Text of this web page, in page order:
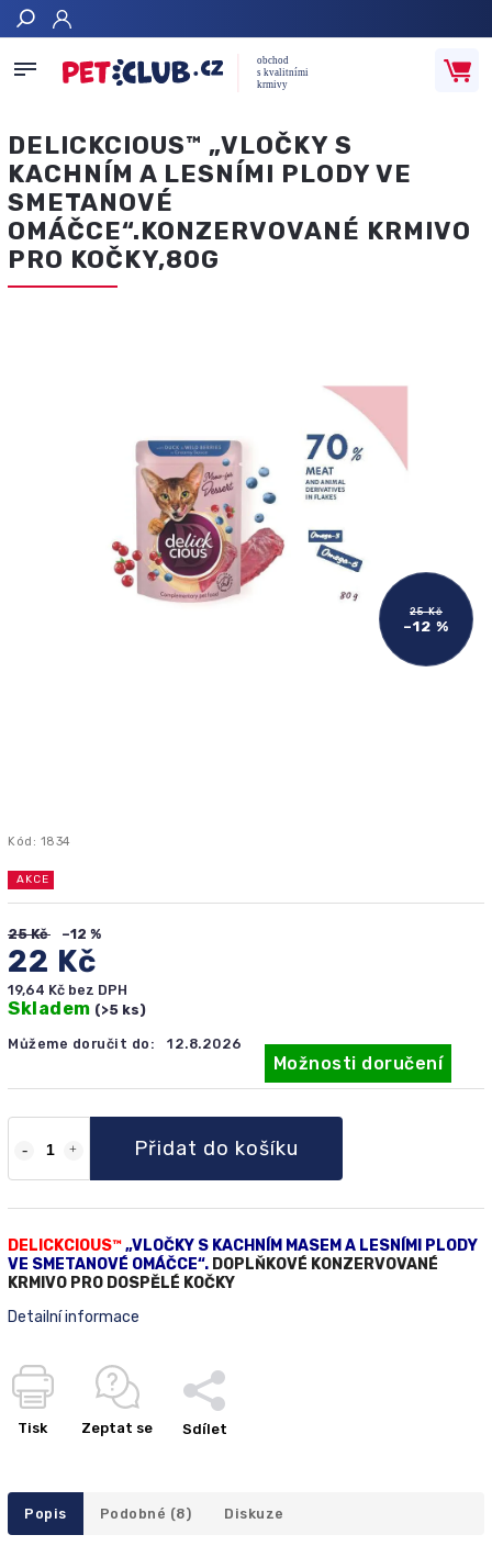
Hledat
DELICKCIOUS™ „VLOČKY S
KACHNÍM A LESNÍMI PLODY VE
SMETANOVÉ
OMÁČCE“.KONZERVOVANÉ KRMIVO
PRO KOČKY,80G
25 Kč
–12 %
Kód: 1834
AKCE
25 Kč –12 %
22 Kč
19,64 Kč bez DPH
Skladem (>5 ks)
Můžeme doručit do: 12.8.2026
Možnosti doručení
Přidat do košíku
DELICKCIOUS™„VLOČKY S KACHNÍM MASEM A LESNÍMI PLODY
VE SMETANOVÉ OMÁČCE“. DOPLŇKOVÉ KONZERVOVANÉ
KRMIVO PRO DOSPĚLÉ KOČKY
Detailní informace
Tisk Zeptat se Sdílet
Popis Podobné (8) Diskuze